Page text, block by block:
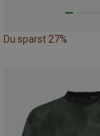
Du sparst 27%